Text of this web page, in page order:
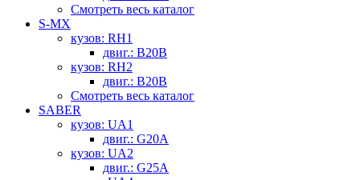
Смотреть весь каталог
S-MX
кузов: RH1
двиг.: B20B
кузов: RH2
двиг.: B20B
Смотреть весь каталог
SABER
кузов: UA1
двиг.: G20A
кузов: UA2
двиг.: G25A